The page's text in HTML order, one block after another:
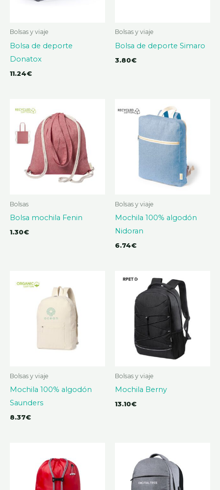
Bolsas y viaje
Bolsa de deporte
Donatox
11.24€
Bolsas y viaje
Bolsa de deporte Simaro
3.80€
Bolsas
Bolsa mochila Fenin
1.30€
Bolsas y viaje
Mochila 100% algodón
Nidoran
6.74€
Bolsas y viaje
Mochila 100% algodón
Saunders
8.37€
Bolsas y viaje
Mochila Berny
13.10€